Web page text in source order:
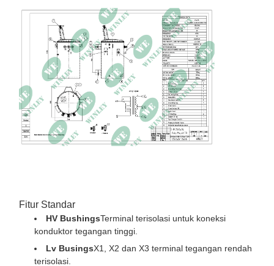
Fitur Standar
HV BushingsTerminal terisolasi untuk koneksi
konduktor tegangan tinggi.
Lv BusingsX1, X2 dan X3 terminal tegangan rendah
terisolasi.